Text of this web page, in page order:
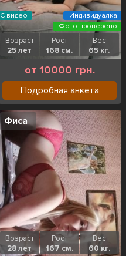
Возраст
25 лет
Рост
168 см.
Вес
65 кг.
от 10000 грн.
Подробная анкета
С видео
Фото проверено
Индивидуалка
Фиса
Возраст
28 лет
Рост
167 см.
Вес
60 кг.